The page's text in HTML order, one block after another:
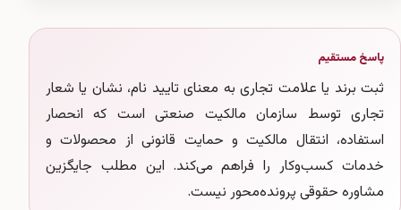
پاسخ مستقیم
ثبت برند یا علامت تجاری به معنای تایید نام، نشان یا شعار
تجاری توسط سازمان مالکیت صنعتی است که انحصار
استفاده، انتقال مالکیت و حمایت قانونی از محصولات و
خدمات کسب‌وکار را فراهم می‌کند. این مطلب جایگزین
مشاوره حقوقی پرونده‌محور نیست.